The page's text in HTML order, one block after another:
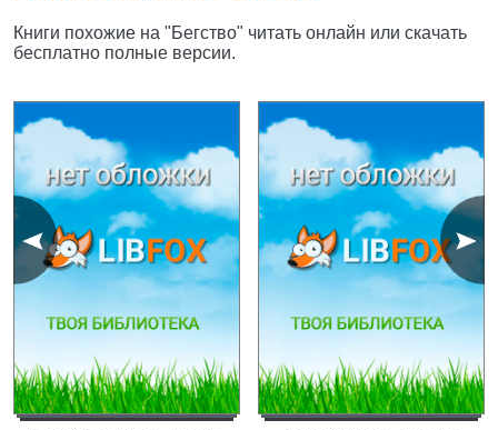
Книги похожие на "Бегство" читать онлайн или скачать
бесплатно полные версии.